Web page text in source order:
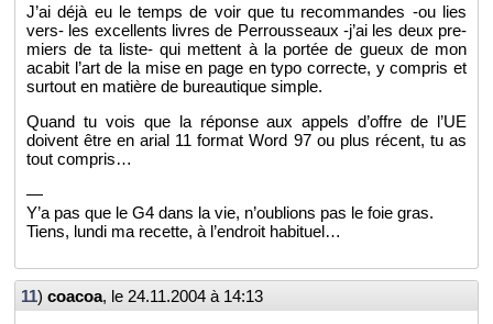
J’ai déjà eu le temps de voir que tu re­com­mandes -ou lies
vers- les ex­cel­lents livres de Per­rous­seaux -j’ai les deux pre­
miers de ta liste- qui mettent à la por­tée de gueux de mon
aca­bit l’art de la mise en page en typo cor­recte, y com­pris et
sur­tout en ma­tière de bu­reau­tique simple.
Quand tu vois que la ré­ponse aux ap­pels d’offre de l’UE
doivent être en arial 11 for­mat Word 97 ou plus ré­cent, tu as
tout com­pris…
—
Y’a pas que le G4 dans la vie, n’ou­blions pas le foie gras.
Tiens, lundi ma re­cette, à l’en­droit ha­bi­tuel…
11) coa­coa, le 24.11.2004 à 14:13